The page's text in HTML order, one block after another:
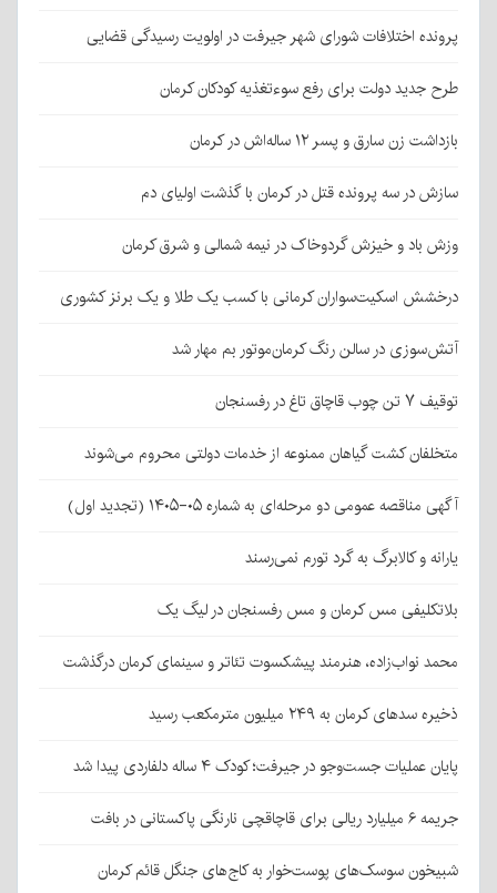
پرونده اختلافات شورای شهر جیرفت در اولویت رسیدگی قضایی
طرح جدید دولت برای رفع سوءتغذیه کودکان کرمان
بازداشت زن سارق و پسر ۱۲ ساله‌اش در کرمان
سازش در سه پرونده قتل در کرمان با گذشت اولیای دم
وزش باد و خیزش گردوخاک در نیمه شمالی و شرق کرمان
درخشش اسکیت‌سواران کرمانی با کسب یک طلا و یک برنز کشوری
آتش‌سوزی در سالن رنگ کرمان‌موتور بم مهار شد
توقیف ۷ تن چوب قاچاق تاغ در رفسنجان
متخلفان کشت گیاهان ممنوعه از خدمات دولتی محروم می‌شوند
آگهی مناقصه عمومی دو مرحله‌ای به شماره ۰۵-۱۴۰۵ (تجدید اول)
یارانه و کالابرگ به گرد تورم نمی‌رسند
بلاتکلیفی مس کرمان و مس رفسنجان در لیگ یک
محمد نواب‌زاده، هنرمند پیشکسوت تئاتر و سینمای کرمان درگذشت
ذخیره سدهای کرمان به ۲۴۹ میلیون مترمکعب رسید
پایان عملیات جست‌وجو در جیرفت؛ کودک ۴ ساله دلفاردی پیدا شد
جریمه ۶ میلیارد ریالی برای قاچاقچی نارنگی پاکستانی در بافت
شبیخون سوسک‌های پوست‌خوار به کاج‌های جنگل قائم کرمان